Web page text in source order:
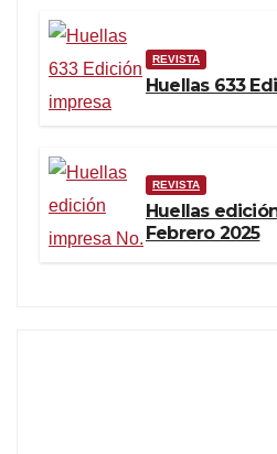
REVISTA
Huellas 633
REVISTA
Huellas
Febrero 2025